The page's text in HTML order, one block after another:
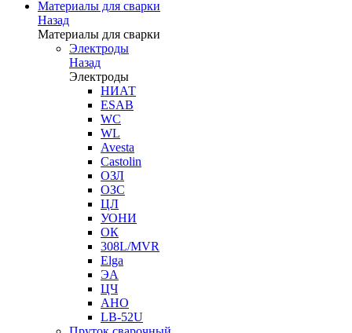
Материалы для сварки
Назад
Материалы для сварки
Электроды
Назад
Электроды
НИАТ
ESAB
WC
WL
Avesta
Castolin
ОЗЛ
ОЗС
ЦЛ
УОНИ
ОК
308L/MVR
Elga
ЭА
ЦЧ
АНО
LB-52U